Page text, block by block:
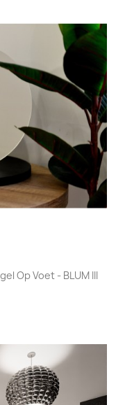
Op Voet - BLUM III